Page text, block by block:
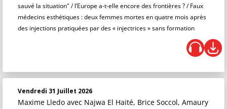
sauvé la situation" / l’Europe a-t-elle encore des frontières ? / Faux
médecins esthétiques : deux femmes mortes en quatre mois après
des injections pratiquées par des « injectrices » sans formation
Vendredi 31 Juillet 2026
Maxime Lledo avec Najwa El Haité, Brice Soccol, Amaury